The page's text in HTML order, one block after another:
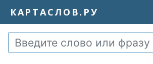
КАРТАСЛОВ.РУ